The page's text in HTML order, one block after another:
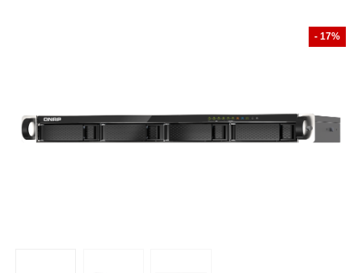
- 17%